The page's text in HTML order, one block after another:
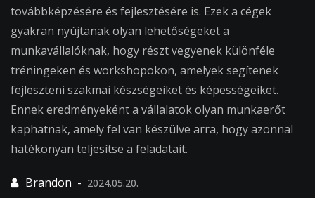
továbbképzésére és fejlesztésére is. Ezek a cégek
gyakran nyújtanak olyan lehetőségeket a
munkavállalóknak, hogy részt vegyenek különféle
tréningeken és workshopokon, amelyek segítenek
fejleszteni szakmai készségeiket és képességeiket.
Ennek eredményeként a vállalatok olyan munkaerőt
kaphatnak, amely fel van készülve arra, hogy azonnal
hatékonyan teljesítse a feladatait.
2024.05.20.